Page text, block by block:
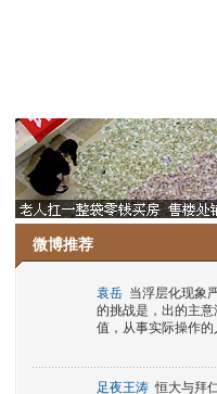
微博推荐
袁岳 当浮层化现象
的挑战是，出的主
值，从事实际操作
足夜王涛 恒大与拜